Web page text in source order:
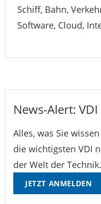
Schiff, Bahn,
Software, Cloud,
News-Alert:
Alles, was Sie
die wichtigsten VDI
der Welt der Technik.
JETZT ANMELDEN